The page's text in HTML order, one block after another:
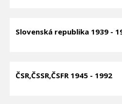
Slovenská republika 1939 -
ČSR,ČSSR,ČSFR 1945 - 1992